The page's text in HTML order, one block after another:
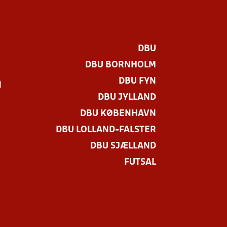
DBU
DBU BORNHOLM
DBU FYN
DBU JYLLAND
DBU KØBENHAVN
DBU LOLLAND-FALSTER
DBU SJÆLLAND
FUTSAL